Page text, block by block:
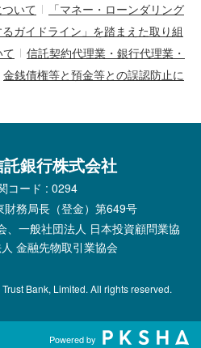
いて
「マネー・ローンダリング
ガイドライン」を踏まえた取り組
信託契約代理業・銀行代理業・
金銭債権等と預金等との誤認防止に
銀行株式会社
コード : 0294
務局長（登金）第649号
一般社団法人 日本投資顧問業協
金融先物取引業協会
Bank, Limited. All rights reserved.
Powered by